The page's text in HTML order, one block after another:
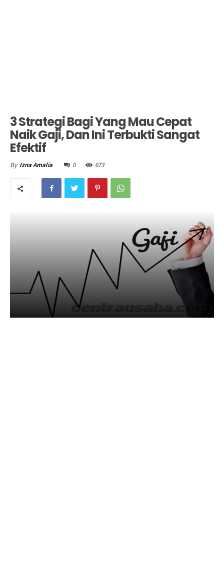
3 Strategi Bagi Yang Mau Cepat
Naik Gaji, Dan Ini Terbukti Sangat
Efektif
By Izna Amalia 0 673